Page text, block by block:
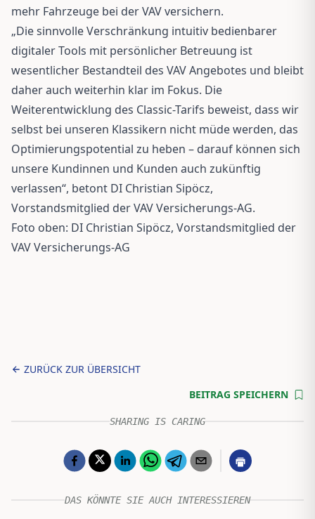
mehr Fahrzeuge bei der VAV versichern.
„Die sinnvolle Verschränkung intuitiv bedienbarer
digitaler Tools mit persönlicher Betreuung ist
wesentlicher Bestandteil des VAV Angebotes und bleibt
daher auch weiterhin klar im Fokus. Die
Weiterentwicklung des Classic-Tarifs beweist, dass wir
selbst bei unseren Klassikern nicht müde werden, das
Optimierungspotential zu heben – darauf können sich
unsere Kundinnen und Kunden auch zukünftig
verlassen“, betont DI Christian Sipöcz,
Vorstandsmitglied der VAV Versicherungs-AG.
Foto oben: DI Christian Sipöcz, Vorstandsmitglied der
VAV Versicherungs-AG
ZURÜCK ZUR ÜBERSICHT
BEITRAG SPEICHERN
SHARING IS CARING
DAS KÖNNTE SIE AUCH INTERESSIEREN